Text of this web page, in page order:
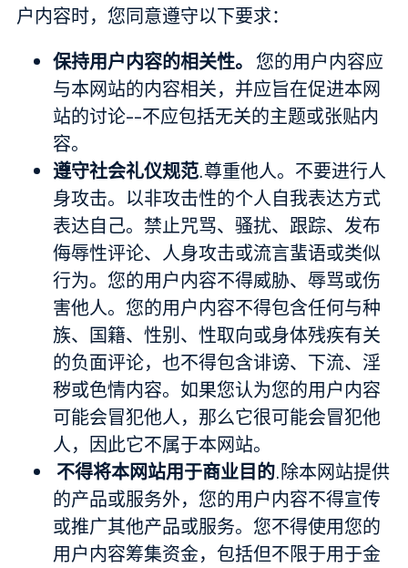
户内容时，您同意遵守以下要求：
保持用户内容的相关性。 您的用户内容应
与本网站的内容相关，并应旨在促进本网
站的讨论--不应包括无关的主题或张贴内
容。
遵守社会礼仪规范.尊重他人。不要进行人
身攻击。以非攻击性的个人自我表达方式
表达自己。禁止咒骂、骚扰、跟踪、发布
侮辱性评论、人身攻击或流言蜚语或类似
行为。您的用户内容不得威胁、辱骂或伤
害他人。您的用户内容不得包含任何与种
族、国籍、性别、性取向或身体残疾有关
的负面评论，也不得包含诽谤、下流、淫
秽或色情内容。如果您认为您的用户内容
可能会冒犯他人，那么它很可能会冒犯他
人，因此它不属于本网站。
不得将本网站用于商业目的.除本网站提供
的产品或服务外，您的用户内容不得宣传
或推广其他产品或服务。您不得使用您的
用户内容筹集资金，包括但不限于用于金